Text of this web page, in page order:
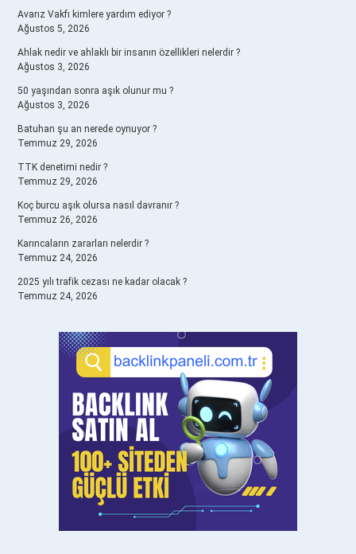
Avarız Vakfı kimlere yardım ediyor ?
Ağustos 5, 2026
Ahlak nedir ve ahlaklı bir insanın özellikleri nelerdir ?
Ağustos 3, 2026
50 yaşından sonra aşık olunur mu ?
Ağustos 3, 2026
Batuhan şu an nerede oynuyor ?
Temmuz 29, 2026
TTK denetimi nedir ?
Temmuz 29, 2026
Koç burcu aşık olursa nasıl davranır ?
Temmuz 26, 2026
Karıncaların zararları nelerdir ?
Temmuz 24, 2026
2025 yılı trafik cezası ne kadar olacak ?
Temmuz 24, 2026